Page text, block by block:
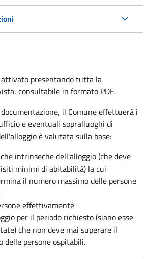
attivato presentando tutta la
consultabile in formato PDF.
il Comune effettuerà i
e eventuali sopralluoghi di
è valutata sulla base:
intrinseche dell'alloggio (che deve
minimi di abitabilità) la cui
il numero massimo delle persone
effettivamente
per il periodo richiesto (siano esse
che non deve mai superare il
delle persone ospitabili.